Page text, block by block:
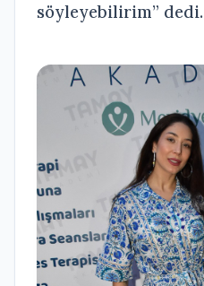
söyleyebilirim” dedi.